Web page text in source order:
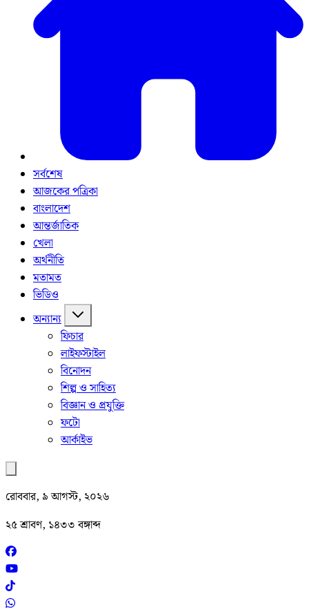
সর্বশেষ
আজকের পত্রিকা
বাংলাদেশ
আন্তর্জাতিক
খেলা
অর্থনীতি
মতামত
ভিডিও
অন্যান্য
ফিচার
লাইফস্টাইল
বিনোদন
শিল্প ও সাহিত্য
বিজ্ঞান ও প্রযুক্তি
ফটো
আর্কাইভ
রোববার, ৯ আগস্ট, ২০২৬
২৫ শ্রাবণ, ১৪৩৩ বঙ্গাব্দ